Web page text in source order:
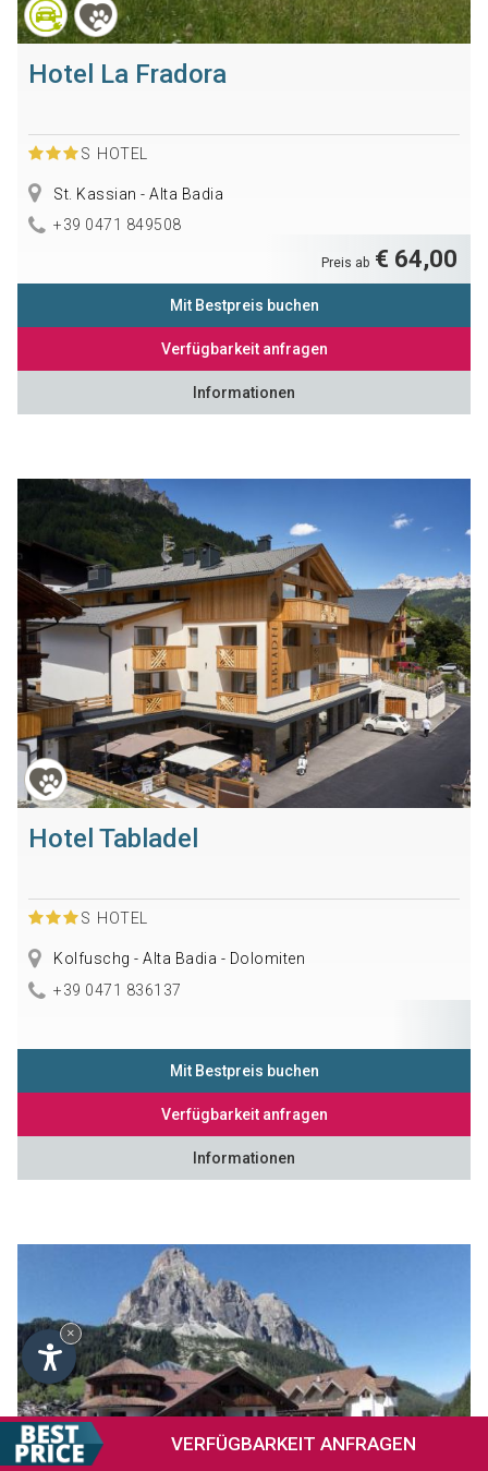
VERFÜGBARKEIT ANFRAGEN
Hotel La Fradora
S HOTEL
St. Kassian - Alta Badia
+39 0471 849508
Preis ab € 64,00
Mit Bestpreis buchen
Verfügbarkeit anfragen
Informationen
Hotel Tabladel
S HOTEL
Kolfuschg - Alta Badia - Dolomiten
+39 0471 836137
Mit Bestpreis buchen
Verfügbarkeit anfragen
Informationen
×